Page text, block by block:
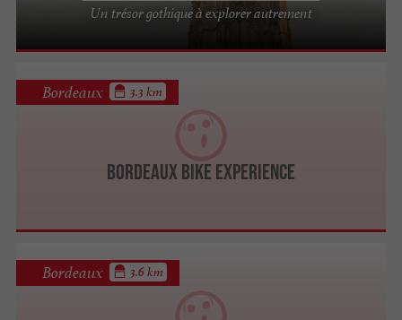
Un trésor gothique à explorer autrement
Bordeaux Bike Experience
Bordeaux 3.3 km
Bordeaux 3.6 km